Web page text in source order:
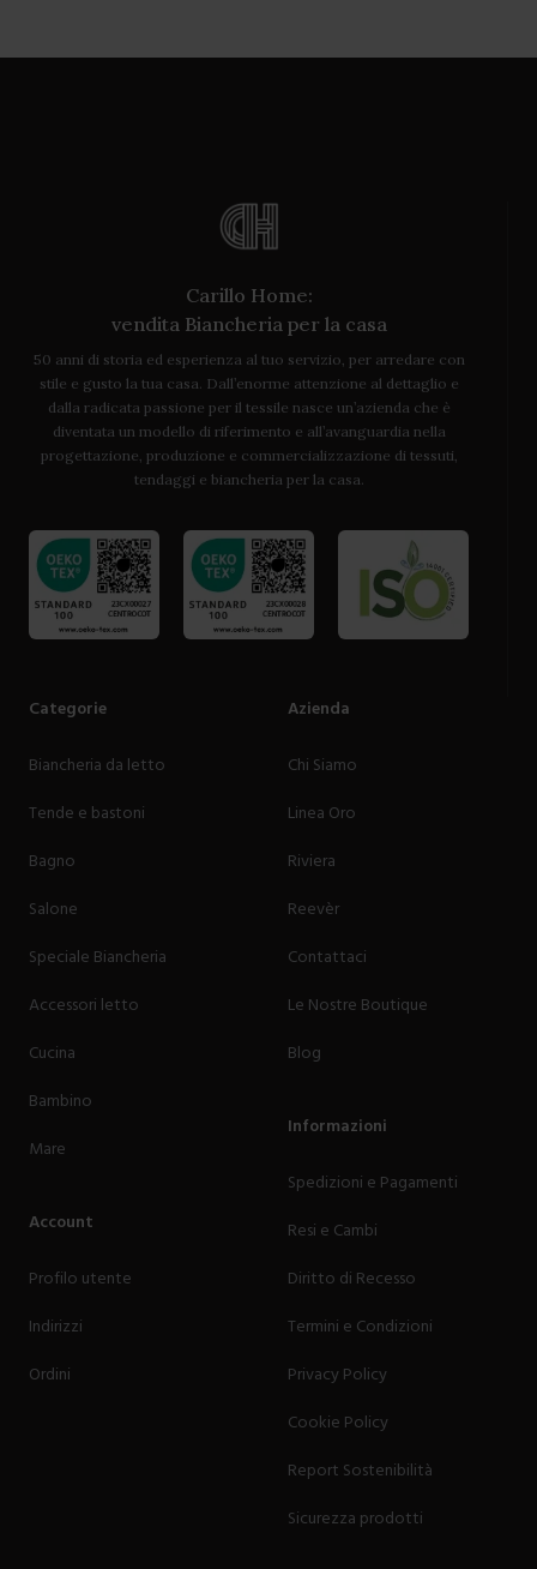
Carillo Home:
vendita Biancheria per la casa
50 anni di storia ed esperienza al tuo servizio, per arredare con
stile e gusto la tua casa. Dall’enorme attenzione al dettaglio e
dalla radicata passione per il tessile nasce un’azienda che è
diventata un modello di riferimento e all’avanguardia nella
progettazione, produzione e commercializzazione di tessuti,
tendaggi e biancheria per la casa.
Categorie
Biancheria da letto
Tende e bastoni
Bagno
Salone
Speciale Biancheria
Accessori letto
Cucina
Bambino
Mare
Account
Profilo utente
Indirizzi
Ordini
Azienda
Chi Siamo
Linea Oro
Riviera
Reevèr
Contattaci
Le Nostre Boutique
Blog
Informazioni
Spedizioni e Pagamenti
Resi e Cambi
Diritto di Recesso
Termini e Condizioni
Privacy Policy
Cookie Policy
Report Sostenibilità
Sicurezza prodotti